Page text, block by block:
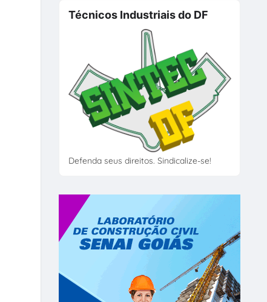
Técnicos Industriais do DF
Defenda seus direitos. Sindicalize-se!